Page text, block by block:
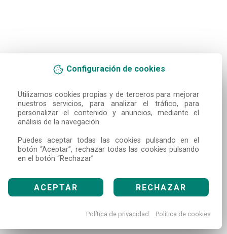
Configuración de cookies
Utilizamos cookies propias y de terceros para mejorar
nuestros servicios, para analizar el tráfico, para
personalizar el contenido y anuncios, mediante el
análisis de la navegación.
Puedes aceptar todas las cookies pulsando en el
botón “Aceptar”, rechazar todas las cookies pulsando
en el botón “Rechazar”
ACEPTAR RECHAZAR
Política de privacidad Política de cookies